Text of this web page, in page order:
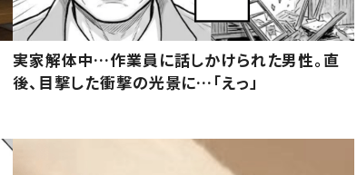
実家解体中…作業員に話しかけられた男性。直
後、目撃した衝撃の光景に…「えっ」